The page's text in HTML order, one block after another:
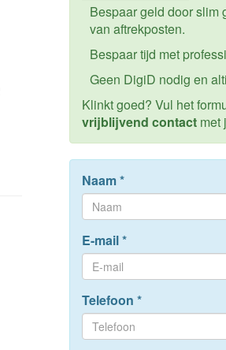
Bespaar geld door slim
van aftrekposten.
Bespaar tijd met
Geen DigiD nodig en
Klinkt goed? Vul het
vrijblijvend contact met
Naam*
E-mail*
Telefoon *